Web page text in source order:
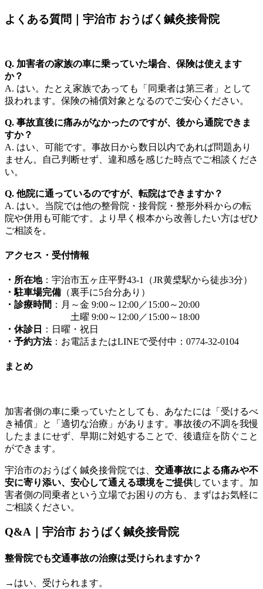
よくある質問｜宇治市 おうばく鍼灸接骨院
Q. 加害者の家族の車に乗っていた場合、保険は使えます
か？
A. はい。たとえ家族であっても「同乗者は第三者」として
扱われます。保険の補償対象となるのでご安心ください。
Q. 事故直後に痛みがなかったのですが、後から通院できま
すか？
A. はい、可能です。事故日から数日以内であれば問題あり
ません。自己判断せず、違和感を感じた時点でご相談くださ
い。
Q. 他院に通っているのですが、転院はできますか？
A. はい。当院では他の整骨院・接骨院・整形外科からの転
院や併用も可能です。より早く根本から改善したい方はぜひ
ご相談を。
アクセス・受付情報
・所在地：宇治市五ヶ庄平野43‑1（JR黄檗駅から徒歩3分）
・駐車場完備 （裏手に5台分あり）
・診療時間 ：月～金 9:00～12:00／15:00～20:00
土曜 9:00～12:00／15:00～18:00
・休診日
：日曜・祝日
・予約方法：お電話またはLINEで受付中：0774‑32‑0104
まとめ
加害者側の車に乗っていたとしても、あなたには「受けるべ
き補償」と「適切な治療」があります。事故後の不調を我慢
したままにせず、早期に対処することで、後遺症を防ぐこと
ができます。
宇治市のおうばく鍼灸接骨院では、 交通事故による痛みや不
安に寄り添い、安心して通える環境をご提供しています。加
害者側の同乗者という立場でお困りの方も、まずはお気軽に
ご相談ください。
Q&A｜宇治市 おうばく鍼灸接骨院
整骨院でも交通事故の治療は受けられますか？
→はい、受けられます。